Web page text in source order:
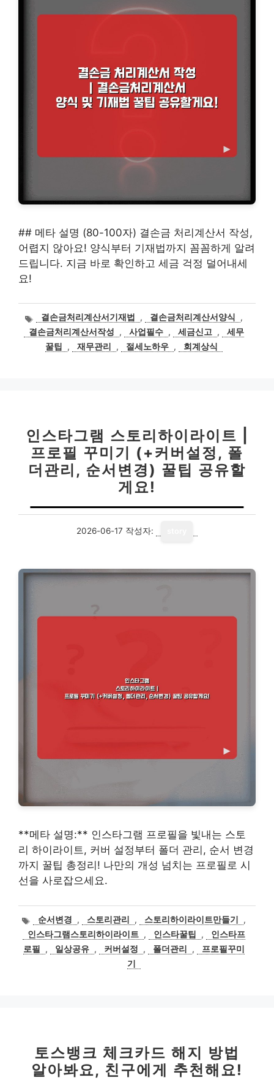
## 메타 설명 (80-100자) 결손금 처리계산서 작성,
어렵지 않아요! 양식부터 기재법까지 꼼꼼하게 알려
드립니다. 지금 바로 확인하고 세금 걱정 덜어내세
요!
태
그
결손금처리계산서기재법 , 결손금처리계산서양식
,
결손금처리계산서작성
, 사업필수 , 세금신고 ,
세무
꿀팁
, 재무관리 , 절세노하우 , 회계상식
인스타그램 스토리하이라이트 |
프로필 꾸미기 (+커버설정, 폴
더관리, 순서변경) 꿀팁 공유할
게요!
2026-06-17 작성자:
**메타 설명:** 인스타그램 프로필을 빛내는 스토
리 하이라이트, 커버 설정부터 폴더 관리, 순서 변경
까지 꿀팁 총정리! 나만의 개성 넘치는 프로필로 시
선을 사로잡으세요.
태
그
순서변경 , 스토리관리 , 스토리하이라이트만들기
,
인스타그램스토리하이라이트 , 인스타꿀팁 ,
인스타프
로필
, 일상공유 , 커버설정 , 폴더관리 ,
프로필꾸미
기
토스뱅크 체크카드 해지 방법
알아봐요, 친구에게 추천해요!